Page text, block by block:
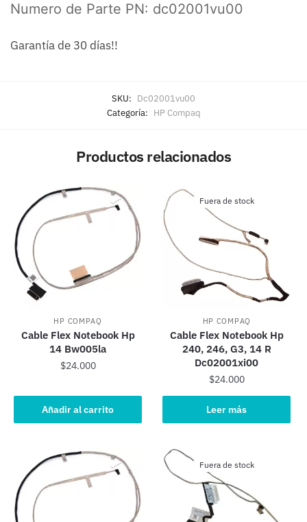
Numero de Parte PN: dc02001vu00
Garantía de 30 días!!
SKU: Dc02001vu00
Categoría: HP Compaq
Productos relacionados
HP COMPAQ
Cable Flex Notebook Hp
14 Bw005la
$24.000
Añadir al carrito
Fuera de stock
HP COMPAQ
Cable Flex Notebook Hp
240, 246, G3, 14 R
Dc02001xi00
$24.000
Leer más
Fuera de stock